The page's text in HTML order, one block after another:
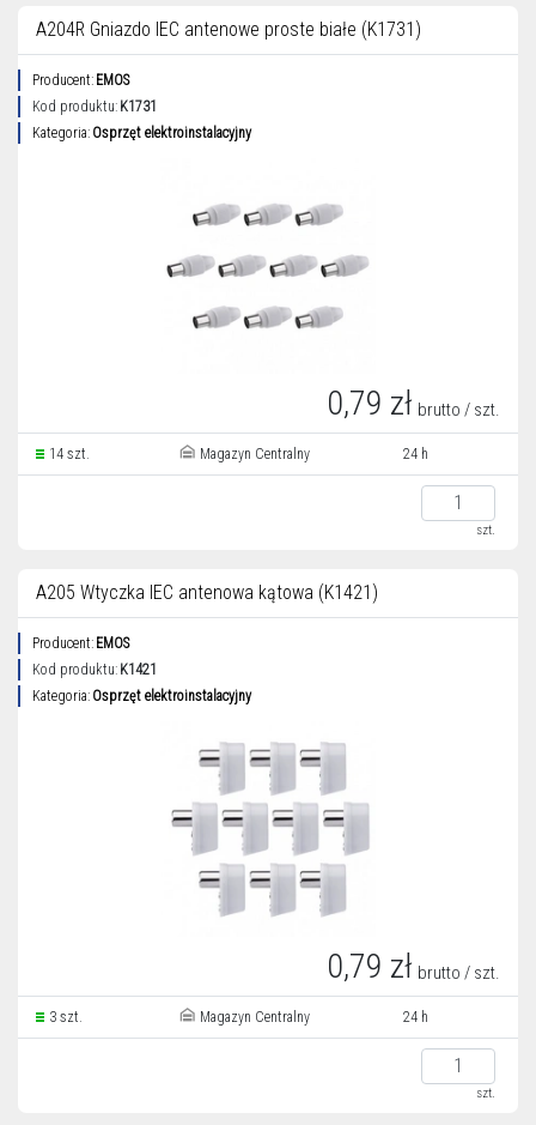
A204R Gniazdo IEC antenowe proste białe (K1731)
Producent: EMOS
Kod produktu: K1731
Kategoria: Osprzęt elektroinstalacyjny
0,79 zł brutto / szt.
14 szt. Magazyn Centralny 24 h
szt.
A205 Wtyczka IEC antenowa kątowa (K1421)
Producent: EMOS
Kod produktu: K1421
Kategoria: Osprzęt elektroinstalacyjny
0,79 zł brutto / szt.
3 szt. Magazyn Centralny 24 h
szt.